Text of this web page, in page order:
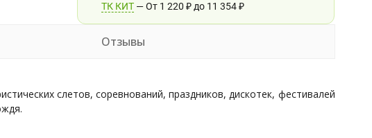
ТК КИТ От 1 220₽ до 11 354₽
Отзывы
слетов, соревнований, праздников, дискотек, фестивалей